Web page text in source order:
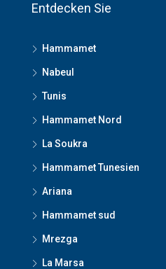
Entdecken Sie
Hammamet
Nabeul
Tunis
Hammamet Nord
La Soukra
Hammamet Tunesien
Ariana
Hammamet sud
Mrezga
La Marsa